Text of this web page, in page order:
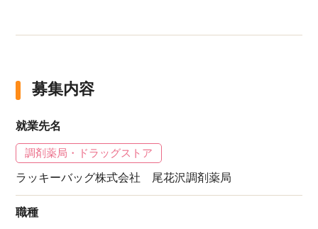
募集内容
就業先名
調剤薬局・ドラッグストア
ラッキーバッグ株式会社 尾花沢調剤薬局
職種